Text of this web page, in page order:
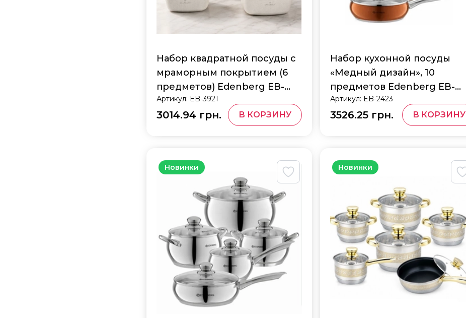
Набор квадратной посуды с
мраморным покрытием (6
предметов) Edenberg EB-
3921
Артикул: EB-3921
3014.94 грн. В КОРЗИНУ
Набор кухонной посуды
«Медный дизайн», 10
предметов Edenberg EB-
2423
Артикул: EB-2423
3526.25 грн. В КОРЗИНУ
Новинки Новинки